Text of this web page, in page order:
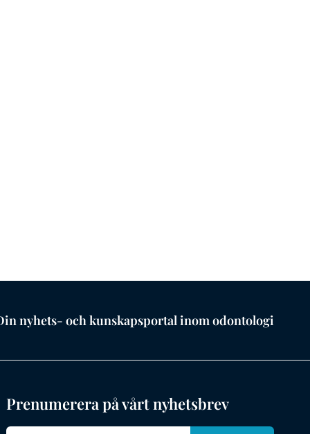
nyhets- och kunskapsportal inom odontologi
Prenumerera på vårt nyhetsbrev